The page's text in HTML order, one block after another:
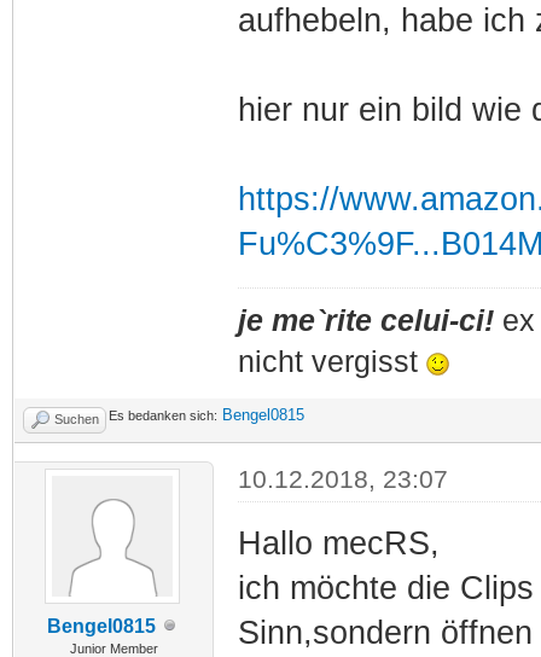
aufhebeln, habe ich
hier nur ein bild wie
https://
je me`rite celui-ci!ex
nicht vergisst
Suchen Es bedanken sich: Bengel0815
Bengel0815
Junior Member
10.12.2018, 23:07
Hallo mecRS,
ich möchte die
Sinn,sondern